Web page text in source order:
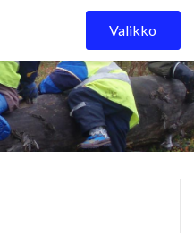
Skip to content
Valikko